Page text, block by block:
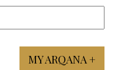
MY ARQANA +